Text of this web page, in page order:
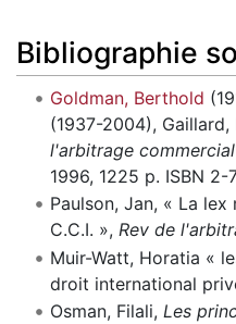
Bibliographie
Goldman, Berthold
(1937-2004), Gaillard,
l'arbitrage
1996, 1225 p. ISBN 2-
Paulson, Jan, « La
C.C.I. », Rev de
Muir-Watt, Horatia «
droit international
Osman, Filali, Les